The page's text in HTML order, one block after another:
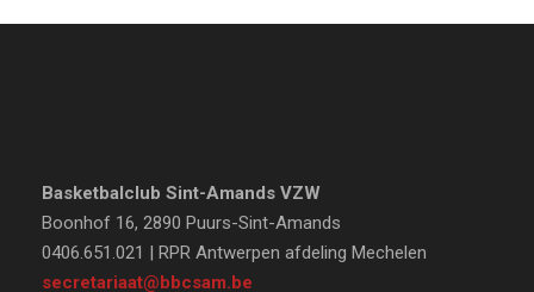
Basketbalclub Sint-Amands VZW
Boonhof 16, 2890 Puurs-Sint-Amands
0406.651.021 | RPR Antwerpen afdeling Mechelen
secretariaat@bbcsam.be